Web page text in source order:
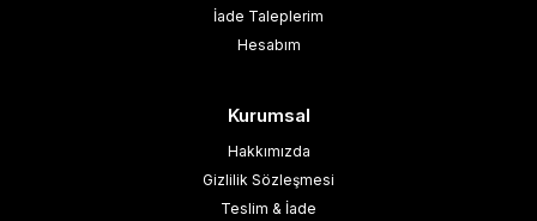
İade Taleplerim
Hesabım
Kurumsal
Hakkımızda
Gizlilik Sözleşmesi
Teslim & İade